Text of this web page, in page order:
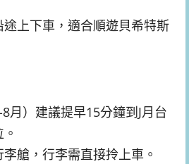
上下車，適合順遊貝希特斯
8月）建議提早15分鐘到J月台
李艙，行李需直接拎上車。